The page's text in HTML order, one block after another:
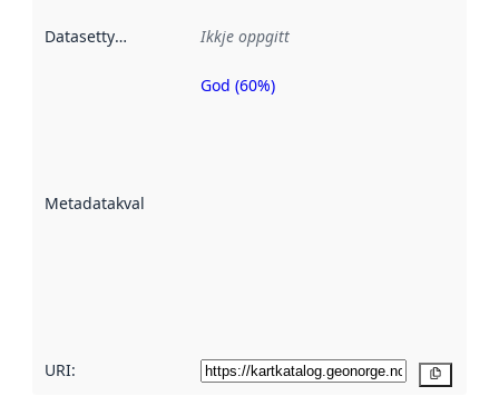
Datasettype Ikkje oppgitt
Metadatakvalitet
Metadatakvalitet
God (60%)
URI: